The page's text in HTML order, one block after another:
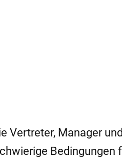
Vertreter, Manager
Bedingungen